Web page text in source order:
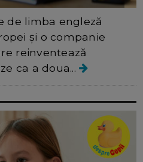
de limba engleză
și o companie
reinventează
ca a doua...